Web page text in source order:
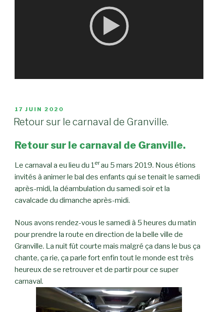
oPUBLIÉ
LE
17 JUIN 2020
Retour sur le carnaval de Granville.
Retour sur le carnaval de Granville.
Le carnaval a eu lieu du 1erau 5 mars 2019. Nous étions
invités à animer le bal des enfants qui se tenait le samedi
après-midi, la déambulation du samedi soir et la
cavalcade du dimanche après-midi.
Nous avons rendez-vous le samedi à 5 heures du matin
pour prendre la route en direction de la belle ville de
Granville. La nuit fût courte mais malgré ça dans le bus ça
chante, ça rie, ça parle fort enfin tout le monde est très
heureux de se retrouver et de partir pour ce super
carnaval.